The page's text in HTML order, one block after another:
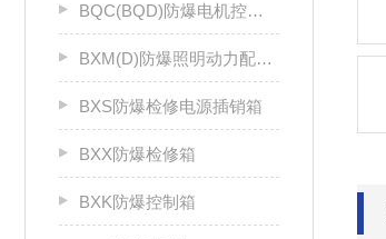
BQC(BQD)防爆电机控制器
BXM(D)防爆照明动力配电箱
BXS防爆检修电源插销箱
BXX防爆检修箱
BXK防爆控制箱